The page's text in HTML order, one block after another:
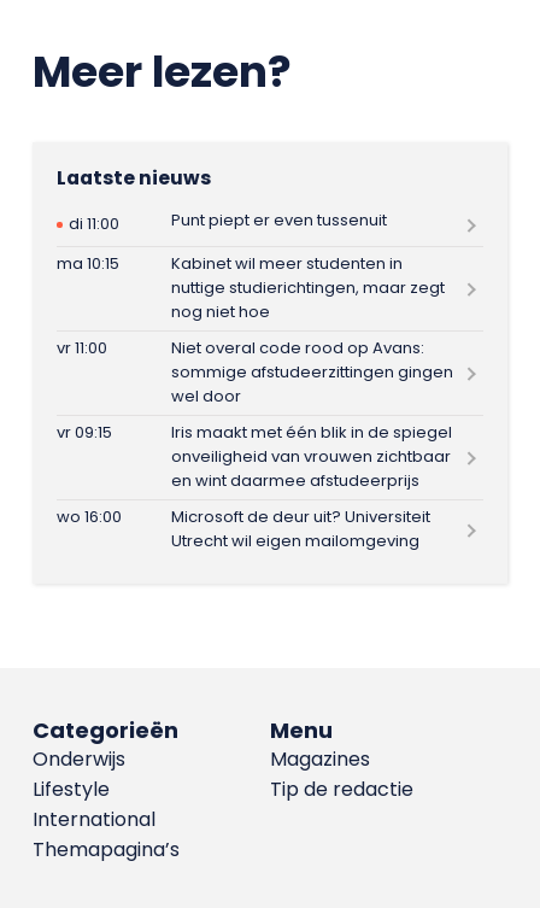
Meer lezen?
Laatste nieuws
di 11:00
Punt piept er even tussenuit
ma 10:15
Kabinet wil meer studenten in
nuttige studierichtingen, maar zegt
nog niet hoe
vr 11:00
Niet overal code rood op Avans:
sommige afstudeerzittingen gingen
wel door
vr 09:15
Iris maakt met één blik in de spiegel
onveiligheid van vrouwen zichtbaar
en wint daarmee afstudeerprijs
wo 16:00
Microsoft de deur uit? Universiteit
Utrecht wil eigen mailomgeving
Menu
Magazines
Tip de redactie
Categorieën
Onderwijs
Lifestyle
International
Themapagina’s